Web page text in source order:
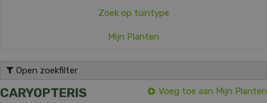
Zoek op tuintype
Mijn Planten
Open zoekfilter
CARYOPTERIS Voeg toe aan Mijn Planten